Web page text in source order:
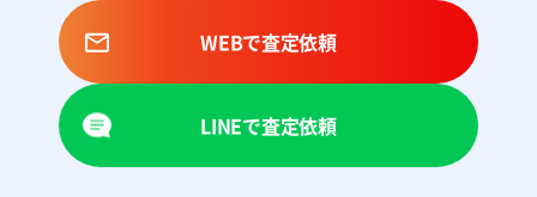
WEBで査定依頼
LINEで査定依頼